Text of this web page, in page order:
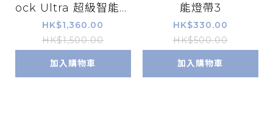
ock Ultra 超級智能門
鎖 (單鎖)
HK$1,360.00
HK$1,500.00
加入購物車
能燈帶3
HK$330.00
HK$500.00
加入購物車